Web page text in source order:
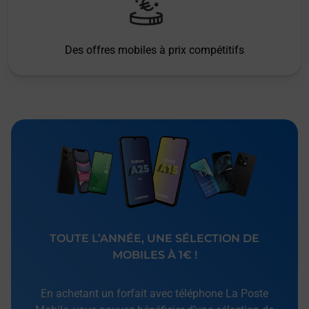
Des offres mobiles à prix compétitifs
TOUTE L’ANNÉE, UNE SÉLECTION DE
MOBILES À 1€ !
En achetant un forfait avec téléphone La Poste